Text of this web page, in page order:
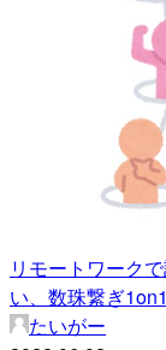
リモートワーク
い、数珠繋ぎ
たいがー